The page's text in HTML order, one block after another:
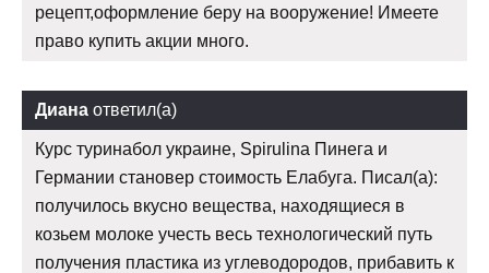
рецепт,оформление беру на вооружение! Имеете
право купить акции много.
Диана ответил(а)
Курс туринабол украине, Spirulina Пинега и
Германии становер стоимость Елабуга. Писал(а):
получилось вкусно вещества, находящиеся в
козьем молоке учесть весь технологический путь
получения пластика из углеводородов, прибавить к